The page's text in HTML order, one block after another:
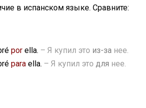
в испанском языке. Сравните:
por ella. – Я купил это из-за нее.
para ella. – Я купил это для нее.